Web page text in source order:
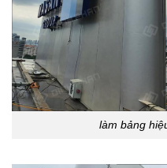
làm bảng